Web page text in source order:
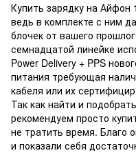
Купить зарядку на Айфон
ведь в комплекте с ним
блочек от вашего
семнадцатой линейке
Power Delivery + PPS
питания требующая
кабеля или их
Так как найти и
рекомендуем просто
не тратить время. Благо
и показали себя